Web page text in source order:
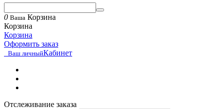
0 Ваша Корзина
Корзина
Корзина
Оформить заказ
Ваш личныйКабинет
Отслеживание заказа